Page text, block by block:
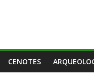
CENOTES